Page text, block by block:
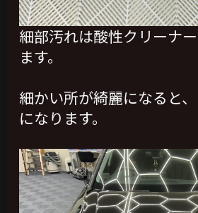
細部汚れは酸性クリーナ
ます。
細かい所が綺麗になると
になります。